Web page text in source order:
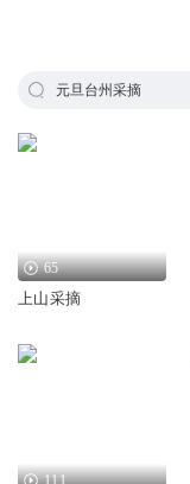
元旦台州采摘
65
上山采摘
111